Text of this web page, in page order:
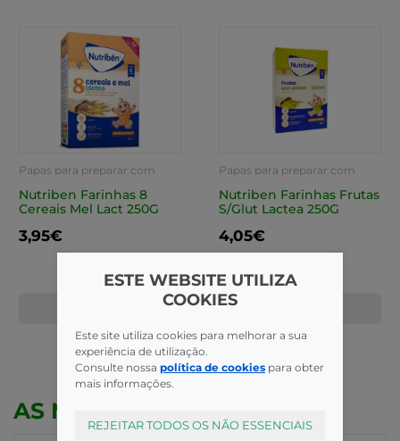
Papas para preparar com
Nutriben Farinhas 8
Cereais Mel Lact 250G
3,95€
Papas para preparar com
Nutriben Farinhas Frutas
S/Glut Lactea 250G
4,05€
AS MELHORES MARCAS
ESTE WEBSITE UTILIZA
COOKIES
Este site utiliza cookies para melhorar a sua
experiência de utilização.
Consulte nossa política de cookies para obter
mais informações.
REJEITAR TODOS OS NÃO ESSENCIAIS